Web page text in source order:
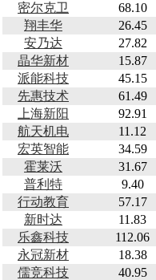
密尔克卫
68.10
翔丰华
26.45
安乃达
27.82
晶华新材
15.87
派能科技
45.15
先惠技术
61.49
上海新阳
92.91
航天机电
11.12
宏英智能
34.59
霍莱沃
31.67
普利特
9.40
行动教育
57.17
新时达
11.83
乐鑫科技
112.06
永冠新材
18.38
儒竞科技
40.95